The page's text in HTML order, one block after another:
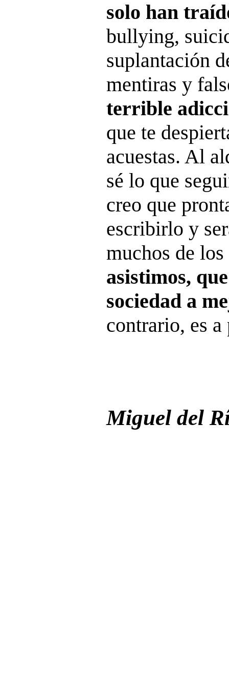
solo han
bullying,
suplantación
mentiras y
terrible
que te
acuestas. Al
sé lo que
creo que
escribirlo y
muchos de los
asistimos,
sociedad a
contrario, es a
Miguel del